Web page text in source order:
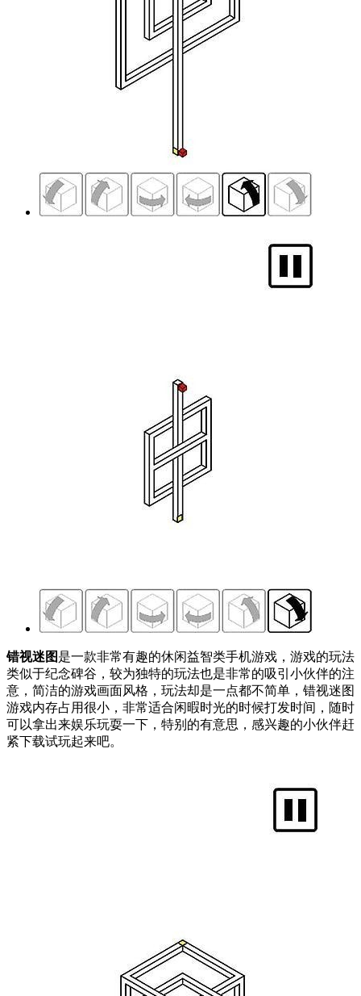
错视迷图是一款非常有趣的休闲益智类手机游戏，游戏的玩法
类似于纪念碑谷，较为独特的玩法也是非常的吸引小伙伴的注
意，简洁的游戏画面风格，玩法却是一点都不简单，错视迷图
游戏内存占用很小，非常适合闲暇时光的时候打发时间，随时
可以拿出来娱乐玩耍一下，特别的有意思，感兴趣的小伙伴赶
紧下载试玩起来吧。